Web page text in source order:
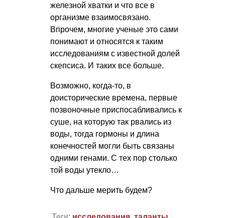
железной хватки и что все в
организме взаимосвязано.
Впрочем, многие ученые это сами
понимают и относятся к таким
исследованиям с известной долей
скепсиса. И таких все больше.
Возможно, когда-то, в
доисторические времена, первые
позвоночные приспосабливались к
суше, на которую так рвались из
воды, тогда гормоны и длина
конечностей могли быть связаны
одними генами. С тех пор столько
той воды утекло…
Что дальше мерить будем?